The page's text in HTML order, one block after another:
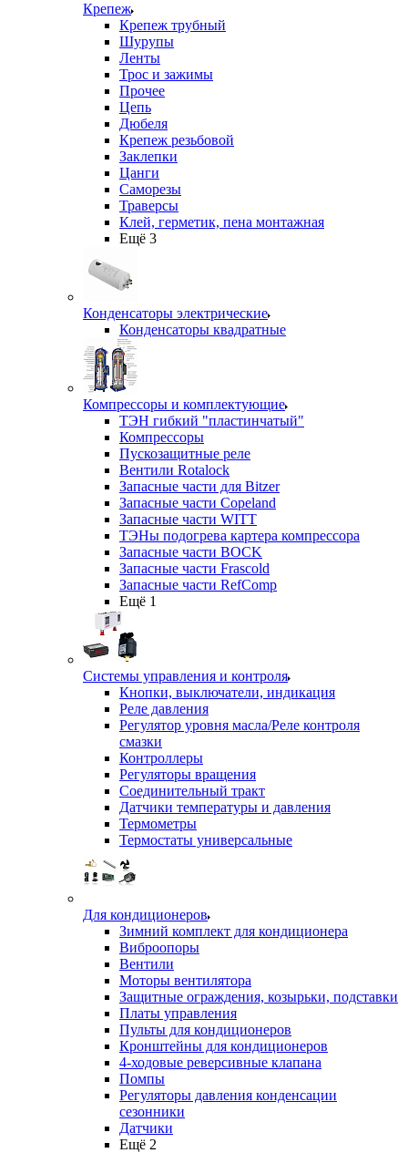
Крепеж
Крепеж трубный
Шурупы
Ленты
Трос и зажимы
Прочее
Цепь
Дюбеля
Крепеж резьбовой
Заклепки
Цанги
Саморезы
Траверсы
Клей, герметик, пена монтажная
Ещё 3
Конденсаторы электрические
Конденсаторы квадратные
Компрессоры и комплектующие
ТЭН гибкий "пластинчатый"
Компрессоры
Пускозащитные реле
Вентили Rotalock
Запасные части для Bitzer
Запасные части Copeland
Запасные части WITT
ТЭНы подогрева картера компрессора
Запасные части BOCK
Запасные части Frascold
Запасные части RefComp
Ещё 1
Системы управления и контроля
Кнопки, выключатели, индикация
Реле давления
Регулятор уровня масла/Реле контроля
смазки
Контроллеры
Регуляторы вращения
Соединительный тракт
Датчики температуры и давления
Термометры
Термостаты универсальные
Для кондиционеров
Зимний комплект для кондиционера
Виброопоры
Вентили
Моторы вентилятора
Защитные ограждения, козырьки, подставки
Платы управления
Пульты для кондиционеров
Кронштейны для кондиционеров
4-ходовые реверсивные клапана
Помпы
Регуляторы давления конденсации
сезонники
Датчики
Ещё 2